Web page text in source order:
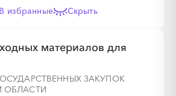
В избранные Скрыть
материалов для
ЗАКУПОК
ОБЛАСТИ